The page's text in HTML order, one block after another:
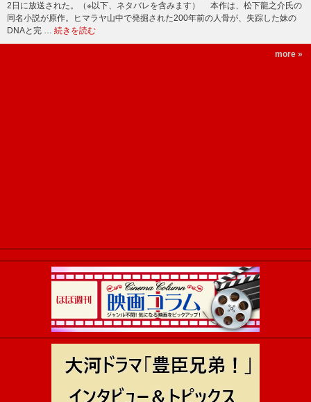
2日に放送された。（※以下、ネタバレを含みます） 本作は、松下龍之介氏の
同名小説が原作。ヒマラヤ山中で発掘された200年前の人骨が、失踪した妹の
DNAと完 … 続きを読む
more »